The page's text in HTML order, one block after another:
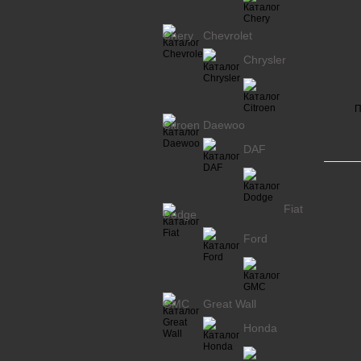
Chery
Chevrolet
Chrysler
Citroen Daewoo
DAF
Dodge Fiat
Ford
GMC
Great Wall
Honda